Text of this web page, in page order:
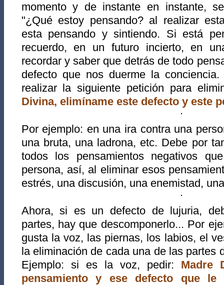
momento y de instante en instante,
"¿Qué estoy pensando? al realizar
esta pensando y sintiendo. Si está
recuerdo, en un futuro incierto, en
recordar y saber que detrás de todo
defecto que nos duerme la
realizar la siguiente petición para
Divina, elimíname este defecto y este
Por ejemplo: en una ira contra una
una bruta, una ladrona, etc. Debe por
todos los pensamientos negativos
persona, así, al eliminar esos
estrés, una discusión, una enemistad,
Ahora, si es un defecto de lujuria,
partes, hay que descomponerlo... Por
gusta la voz, las piernas, los labios, el
la eliminación de cada una de las partes
Ejemplo: si es la voz, pedir: Madre
pensamiento y ese defecto que